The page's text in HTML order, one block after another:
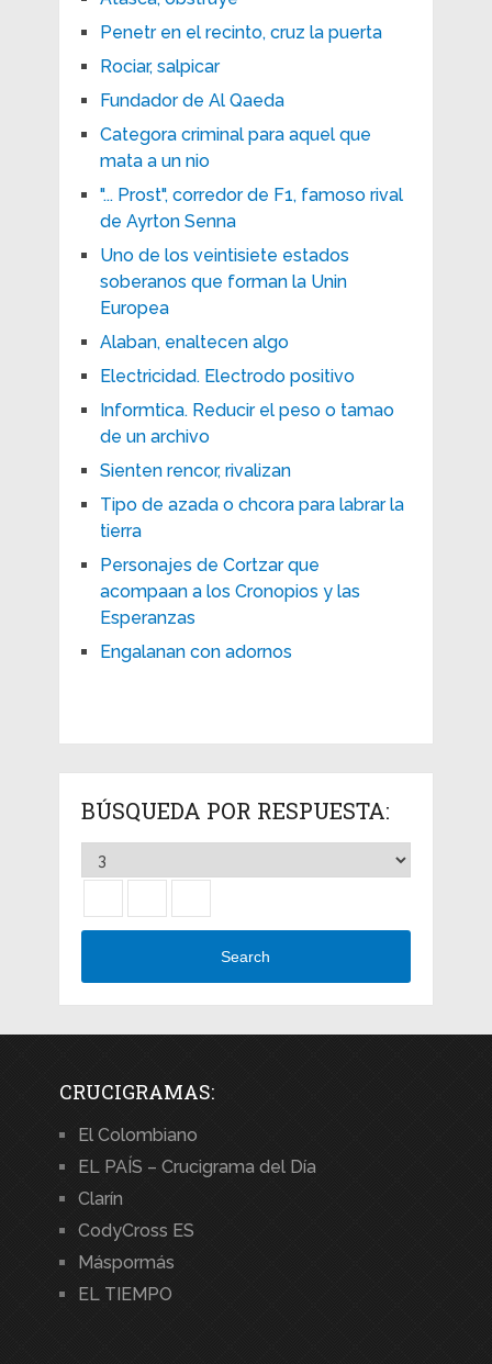
Penetr en el recinto, cruz la puerta
Rociar, salpicar
Fundador de Al Qaeda
Categora criminal para aquel que
mata a un nio
"... Prost", corredor de F1, famoso rival
de Ayrton Senna
Uno de los veintisiete estados
soberanos que forman la Unin
Europea
Alaban, enaltecen algo
Electricidad. Electrodo positivo
Informtica. Reducir el peso o tamao
de un archivo
Sienten rencor, rivalizan
Tipo de azada o chcora para labrar la
tierra
Personajes de Cortzar que
acompaan a los Cronopios y las
Esperanzas
Engalanan con adornos
BÚSQUEDA POR RESPUESTA:
Search
CRUCIGRAMAS:
El Colombiano
EL PAÍS – Crucigrama del Día
Clarín
CodyCross ES
Máspormás
EL TIEMPO